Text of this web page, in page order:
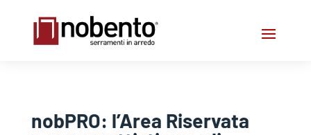
nobPRO: l’Area Riservata